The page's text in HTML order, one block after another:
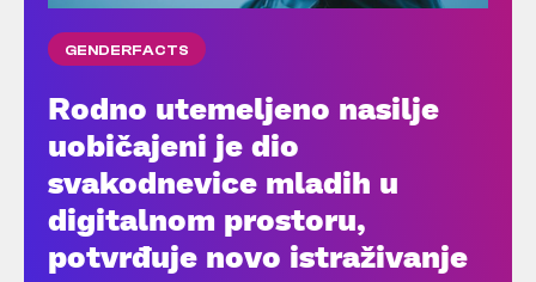
GENDERFACTS
Rodno utemeljeno nasilje
uobičajeni je dio
svakodnevice mladih u
digitalnom prostoru,
potvrđuje novo istraživanje